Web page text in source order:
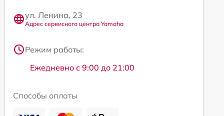
ул. Ленина, 23
Адрес сервисного центра Yamaha
Режим работы:
Ежедневно с 9:00 до 21:00
Способы оплаты